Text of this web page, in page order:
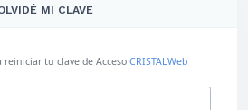
MI CLAVE
tu clave de Acceso CRISTALWeb